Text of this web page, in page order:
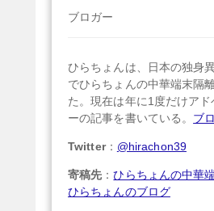
ブロガー
ひらちょんは、日本の独身
でひらちょんの中華端末隔
た。現在は年に1度だけア
ーの記事を書いている。 ブ
Twitter： @hirachon39
寄稿先 ：ひらちょんの中華
ひらちょんのブログ